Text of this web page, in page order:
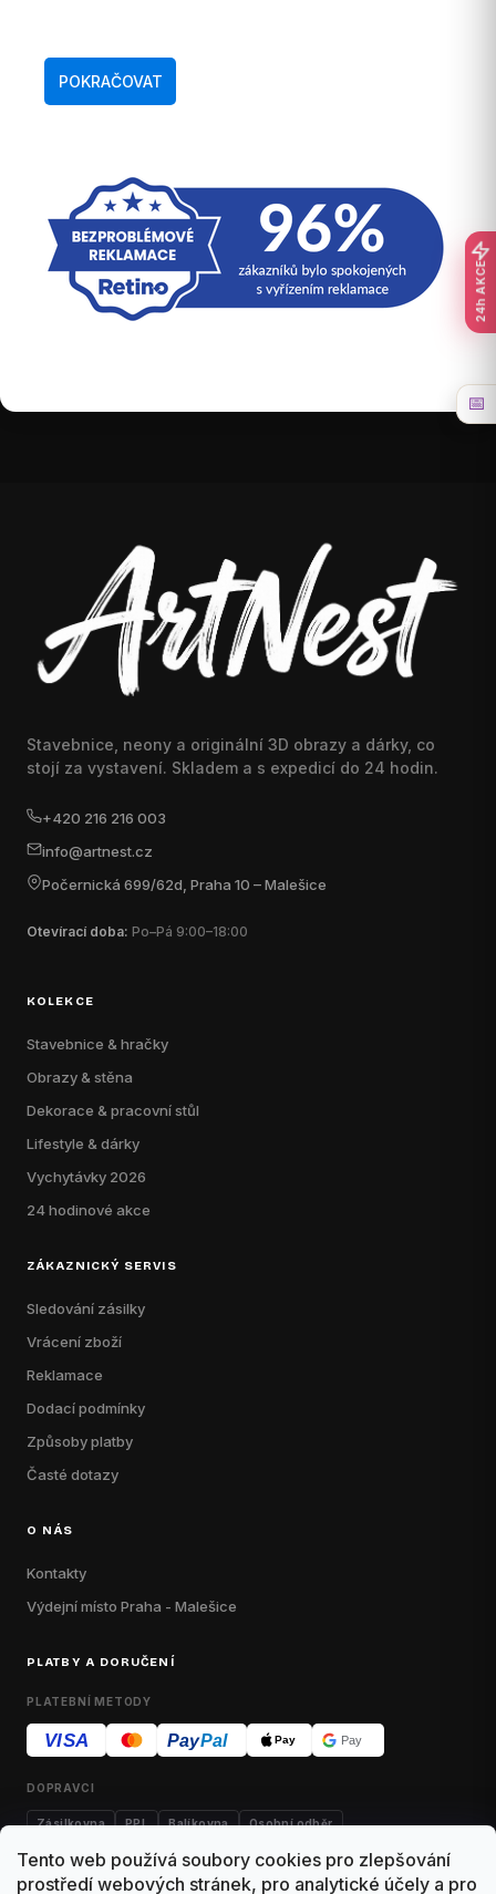
Tento web používá soubory cookies pro zlepšování
prostředí webových stránek, pro analytické účely a pro
POKRAČOVAT
Stavebnice, neony a originální 3D obrazy a dárky, co
stojí za vystavení. Skladem a s expedicí do 24 hodin.
+420 216 216 003
info@artnest.cz
Počernická 699/62d, Praha 10 – Malešice
Otevírací doba: Po–Pá 9:00–18:00
KOLEKCE
Stavebnice & hračky
Obrazy & stěna
Dekorace & pracovní stůl
Lifestyle & dárky
Vychytávky 2026
24 hodinové akce
ZÁKAZNICKÝ SERVIS
Sledování zásilky
Vrácení zboží
Reklamace
Dodací podmínky
Způsoby platby
Časté dotazy
O NÁS
Kontakty
Výdejní místo Praha - Malešice
PLATBY A DORUČENÍ
PLATEBNÍ METODY
VISA PayPal Pay Pay
DOPRAVCI
Zásilkovna PPL Balíkovna Osobní odběr
24h AKCE
📅